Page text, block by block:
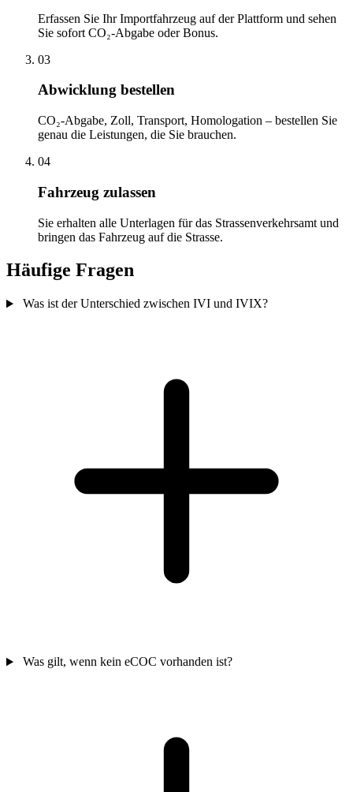
Erfassen Sie Ihr Importfahrzeug auf der Plattform und sehen
Sie sofort CO₂-Abgabe oder Bonus.
03
Abwicklung bestellen
CO₂-Abgabe, Zoll, Transport, Homologation – bestellen Sie
genau die Leistungen, die Sie brauchen.
04
Fahrzeug zulassen
Sie erhalten alle Unterlagen für das Strassenverkehrsamt und
bringen das Fahrzeug auf die Strasse.
Häufige Fragen
Was ist der Unterschied zwischen IVI und IVIX?
Was gilt, wenn kein eCOC vorhanden ist?